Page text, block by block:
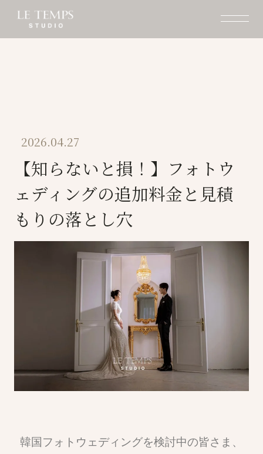
2026.04.27
【知らないと損！】フォトウ
ェディングの追加料金と見積
もりの落とし穴
韓国フォトウェディングを検討中の皆さま、